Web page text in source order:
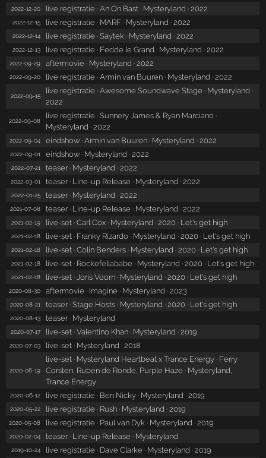
2022-12-20 live registratie · An On Bast · Mysteryland · 2022
2022-12-15 live registratie · MARF · Mysteryland · 2022
2022-12-14 live registratie · Saytek · Mysteryland · 2022
2022-12-13 live registratie · Fedde le Grand · Mysteryland · 2022
2022-09-29 aftermovie · Mysteryland · 2022
2022-09-20 live registratie · Armin van Buuren · Mysteryland · 2022
2022-09-15
live registratie · Awesome Soundwave Stage · Mysteryland ·
2022
2022-09-08
live registratie · Sunnery James & Ryan Marciano ·
Mysteryland · 2022
2022-09-04 eindshow · Armin van Buuren · Mysteryland · 2022
2022-09-01 eindshow · Mysteryland · 2022
2022-07-21 teaser · Mysteryland · 2022
2022-03-01 teaser · Line-up Release · Mysteryland · 2022
2022-01-25 teaser · Mysteryland · 2022
2021-07-08 teaser · Line-up Release · Mysteryland · 2022
2021-02-19 live-set · Carl Cox · Mysteryland · 2020 · Let's get high
2021-02-18 live-set · Franky Rizardo · Mysteryland · 2020 · Let's get high
2021-02-18 live-set · Colin Benders · Mysteryland · 2020 · Let's get high
2021-02-18 live-set · Rockefellababe · Mysteryland · 2020 · Let's get high
2021-02-18 live-set · Joris Voorn · Mysteryland · 2020 · Let's get high
2020-08-30 aftermovie · Imagine · Mysteryland · 2023
2020-08-21 teaser · Stage Hosts · Mysteryland · 2020 · Let's get high
2020-08-13 teaser · Mysteryland
2020-07-17 live-set · Valentino Khan · Mysteryland · 2019
2020-07-03 live-set · Mysteryland · 2018
2020-06-19
live-set · Mysteryland Heartbeat x Trance Energy · Ferry
Corsten, Ruben de Ronde, Purple Haze · Mysteryland,
Trance Energy
2020-06-12 live registratie · Ben Nicky · Mysteryland · 2019
2020-05-22 live registratie · Rush · Mysteryland · 2019
2020-05-08 live registratie · Paul van Dyk · Mysteryland · 2019
2020-02-04 teaser · Line-up Release · Mysteryland
2019-10-24 live registratie · Dave Clarke · Mysteryland · 2019